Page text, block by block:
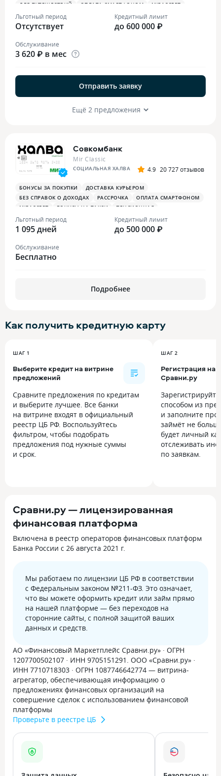
ДЛЯ ПУТЕШЕСТВИЙ
ОПЛАТА СМАРТФОНОМ
MIRACCEPT
ДЛЯ САМОЗАНЯТЫХ
БОНУСЫ В СУПЕРМАРКЕТАХ
ПЛАТЕЖНЫЙ СТИКЕР
Льготный период
Отсутствует
Кредитный лимит
до 600 000 ₽
Обслуживание
3 620 ₽ в мес
Отправить заявку
Ещё 2 предложения
Совкомбанк
Mir Classic
СОЦИАЛЬНАЯ ХАЛВА 4.9 20 727 отзывов
БОНУСЫ ЗА ПОКУПКИ
ДОСТАВКА КУРЬЕРОМ
БЕЗ СПРАВОК О ДОХОДАХ
РАССРОЧКА
ОПЛАТА СМАРТФОНОМ
MIRACCEPT
БОНУСЫ НА ТАКСИ
ПЕНСИОННАЯ
ПЛАТЕЖНЫЙ СТИКЕР
Льготный период
1 095 дней
Кредитный лимит
до 500 000 ₽
Обслуживание
Бесплатно
Подробнее
Как получить кредитную карту
ШАГ 1
Выберите кредит на витрине
предложений
Сравните предложения по кредитам
и выберите лучшее. Все банки
на витрине входят в официальный
реестр ЦБ РФ. Воспользуйтесь
фильтром, чтобы подобрать
предложения под нужные суммы
и срок.
ШАГ 2
Регистрация на
Сравни.ру
способом из
и заполните
займёт не
будет личный
отслеживать
по заявкам.
Сравни.ру — лицензированная
финансовая платформа
Включена в реестр операторов финансовых платформ
Банка России с 26 августа 2021 г.
Мы работаем по лицензии ЦБ РФ в соответствии
с Федеральным законом №211-ФЗ. Это означает,
что вы можете оформить кредит или займ прямо
на нашей платформе — без переходов на
сторонние сайты, с полной защитой ваших
данных и средств.
АО «Финансовый Маркетплейс Сравни.ру» · ОГРН
1207700502107 · ИНН 9705151291. ООО «Сравни.ру» ·
ИНН 7710718303 · ОГРН 1087746642774 — витрина-
агрегатор, обеспечивающая информацию о
предложениях финансовых организаций на
совершение сделок с использованием финансовой
платформы
Проверьте в реестре ЦБ